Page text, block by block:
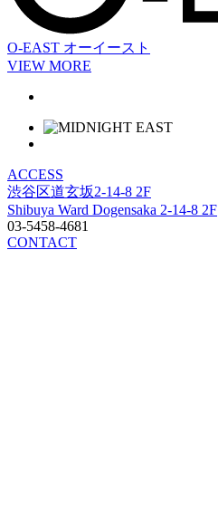
O-EAST オーイースト
VIEW MORE
ACCESS
渋谷区道玄坂2-14-8 2F
Shibuya Ward Dogensaka 2-14-8 2F
03-5458-4681
CONTACT